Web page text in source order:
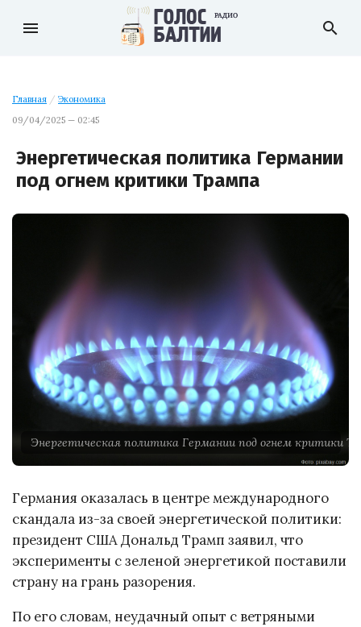
menu search
Главная / Экономика
09/04/2025 — 02:45
Энергетическая политика Германии
под огнем критики Трампа
Энергетическая политика Германии под огнем критики
Германия оказалась в центре международного
скандала из-за своей энергетической политики:
президент США Дональд Трамп заявил, что
эксперименты с зеленой энергетикой поставили
страну на грань разорения.
По его словам, неудачный опыт с ветряными